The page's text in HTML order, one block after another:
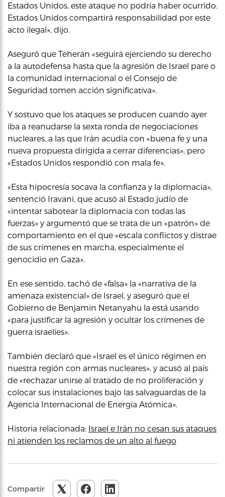
Estados Unidos, este ataque no podría haber ocurrido.
Estados Unidos compartirá responsabilidad por este
acto ilegal», dijo.
Aseguró que Teherán «seguirá ejerciendo su derecho
a la autodefensa hasta que la agresión de Israel pare o
la comunidad internacional o el Consejo de
Seguridad tomen acción significativa».
Y sostuvo que los ataques se producen cuando ayer
iba a reanudarse la sexta ronda de negociaciones
nucleares, a las que Irán acudía con «buena fe y una
nueva propuesta dirigida a cerrar diferencias», pero
«Estados Unidos respondió con mala fe».
«Esta hipocresía socava la confianza y la diplomacia»,
sentenció Iravani, que acusó al Estado judío de
«intentar sabotear la diplomacia con todas las
fuerzas» y argumentó que se trata de un «patrón» de
comportamiento en el que «escala conflictos y distrae
de sus crímenes en marcha, especialmente el
genocidio en Gaza».
En ese sentido, tachó de «falsa» la «narrativa de la
amenaza existencial» de Israel, y aseguró que el
Gobierno de Benjamin Netanyahu la está usando
«para justificar la agresión y ocultar los crímenes de
guerra israelíes».
También declaró que «Israel es el único régimen en
nuestra región con armas nucleares», y acusó al país
de «rechazar unirse al tratado de no proliferación y
colocar sus instalaciones bajo las salvaguardas de la
Agencia Internacional de Energía Atómica».
Historia relacionada: Israel e Irán no cesan sus ataques
ni atienden los reclamos de un alto al fuego
Compartir